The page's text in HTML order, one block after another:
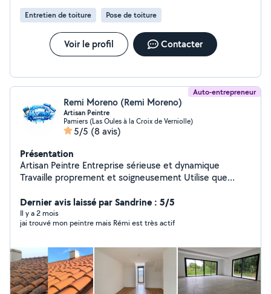
réactif et à l'écoute, je vous accompagne dans vos
projets avec des solutions adaptées et un travail soigné.
N'hésitez pas à me contacter pour un devis ou pour
discuter de votre projet !
Entretien de toiture Pose de toiture
Voir le profil Contacter
Auto-entrepreneur
Remi Moreno (Remi Moreno)
Artisan Peintre
Pamiers (Las Oules à la Croix de Verniolle)
5/5 (8 avis)
Présentation
Artisan Peintre Entreprise sérieuse et dynamique
Travaille proprement et soigneusement Utilise que
chambre enfant bébé. S'adapte au budjet de chacun
Dernier avis laissé par Sandrine : 5/5
Il y a 2 mois
jai trouvé mon peintre mais Rémi est très actif